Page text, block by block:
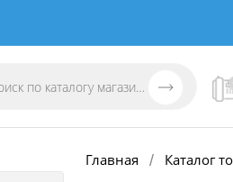
Главная / Каталог